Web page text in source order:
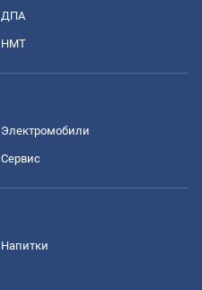
ДПА
НМТ
Электромобили
Сервис
Напитки